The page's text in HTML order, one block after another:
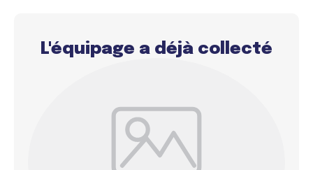
L'équipage a déjà collecté